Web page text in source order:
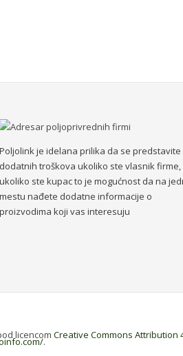
Poljolink je idelana prilika da se predstavite
dodatnih troškova ukoliko ste vlasnik firme,
ukoliko ste kupac to je mogućnost da na
mestu nađete dodatne informacije o
proizvodima koji vas interesuju
licencom Creative Commons Attribution
.